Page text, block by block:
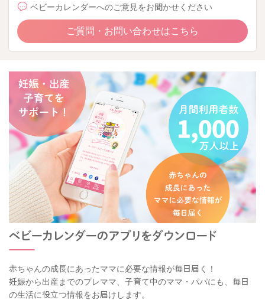
ベビーカレンダーへのご意見をお聞かせください
ご質問・お問い合わせはこちら
赤ちゃんの成長にあったママに必要な情報が毎日届く！
妊娠から出産までのプレママ、子育て中のママ・パパにも、毎日
の生活に役立つ情報をお届けします。